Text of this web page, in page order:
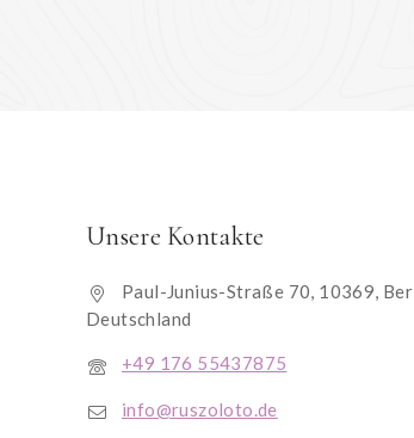
Unsere Kontakte
Paul-Junius-Straße 70, 10369,
Deutschland
+49 176 55437875
info@ruszoloto.de